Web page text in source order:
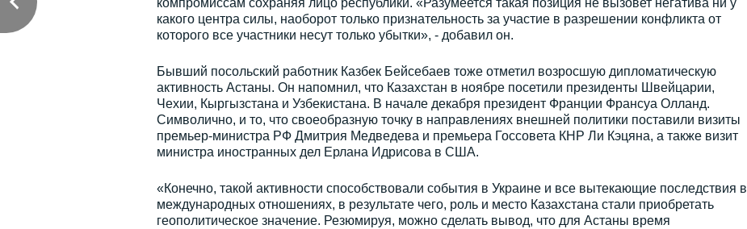
компромиссам сохраняя лицо республики. «Разумеется такая позиция не вызовет негатива ни у
какого центра силы, наоборот только признательность за участие в разрешении конфликта от
которого все участники несут только убытки», - добавил он.
Бывший посольский работник Казбек Бейсебаев тоже отметил возросшую дипломатическую
активность Астаны. Он напомнил, что Казахстан в ноябре посетили президенты Швейцарии,
Чехии, Кыргызстана и Узбекистана. В начале декабря президент Франции Франсуа Олланд.
Символично, и то, что своеобразную точку в направлениях внешней политики поставили визиты
премьер-министра РФ Дмитрия Медведева и премьера Госсовета КНР Ли Кэцяна, а также визит
министра иностранных дел Ерлана Идрисова в США.
«Конечно, такой активности способствовали события в Украине и все вытекающие последствия в
международных отношениях, в результате чего, роль и место Казахстана стали приобретать
геополитическое значение. Резюмируя, можно сделать вывод, что для Астаны время